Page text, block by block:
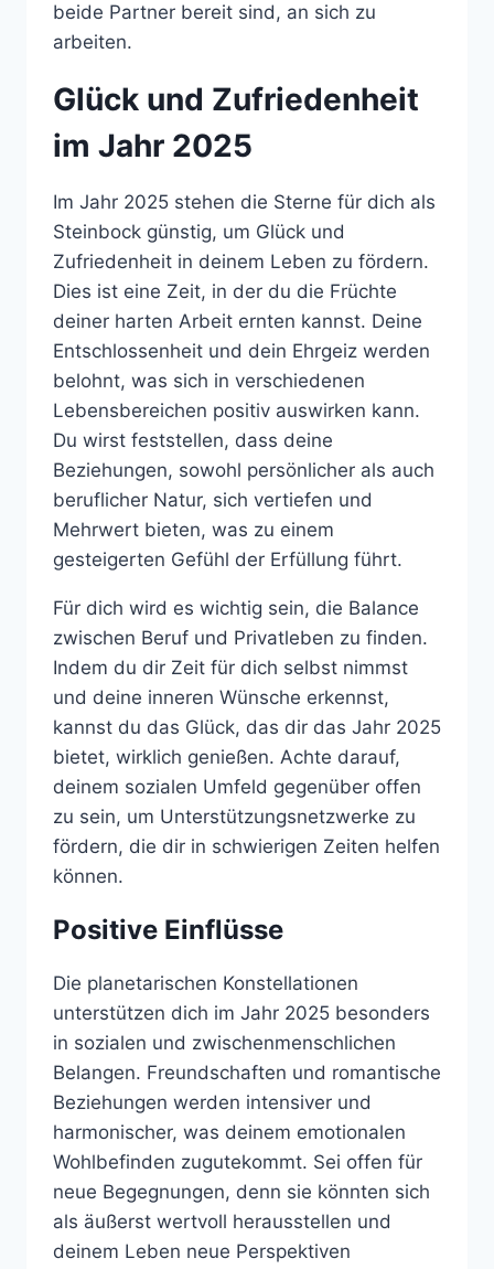
beide Partner bereit sind, an sich zu
arbeiten.
Glück und Zufriedenheit
im Jahr 2025
Im Jahr 2025 stehen die Sterne für dich als
Steinbock günstig, um Glück und
Zufriedenheit in deinem Leben zu fördern.
Dies ist eine Zeit, in der du die Früchte
deiner harten Arbeit ernten kannst. Deine
Entschlossenheit und dein Ehrgeiz werden
belohnt, was sich in verschiedenen
Lebensbereichen positiv auswirken kann.
Du wirst feststellen, dass deine
Beziehungen, sowohl persönlicher als auch
beruflicher Natur, sich vertiefen und
Mehrwert bieten, was zu einem
gesteigerten Gefühl der Erfüllung führt.
Für dich wird es wichtig sein, die Balance
zwischen Beruf und Privatleben zu finden.
Indem du dir Zeit für dich selbst nimmst
und deine inneren Wünsche erkennst,
kannst du das Glück, das dir das Jahr 2025
bietet, wirklich genießen. Achte darauf,
deinem sozialen Umfeld gegenüber offen
zu sein, um Unterstützungsnetzwerke zu
fördern, die dir in schwierigen Zeiten helfen
können.
Positive Einflüsse
Die planetarischen Konstellationen
unterstützen dich im Jahr 2025 besonders
in sozialen und zwischenmenschlichen
Belangen. Freundschaften und romantische
Beziehungen werden intensiver und
harmonischer, was deinem emotionalen
Wohlbefinden zugutekommt. Sei offen für
neue Begegnungen, denn sie könnten sich
als äußerst wertvoll herausstellen und
deinem Leben neue Perspektiven